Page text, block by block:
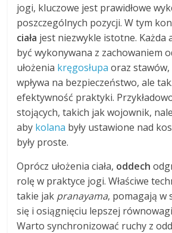
jogi, kluczowe jest prawidłowe
poszczególnych pozycji. W tym
ciała jest niezwykle istotne. Każda
być wykonywana z zachowaniem
ułożenia kręgosłupa oraz
wpływa na bezpieczeństwo, ale
efektywność praktyki.
stojących, takich jak wojownik,
aby kolana były ustawione nad
były proste.
Oprócz ułożenia ciała, oddech
rolę w praktyce jogi. Właściwe
takie jak pranayama, pomagają w
się i osiągnięciu lepszej
Warto synchronizować ruchy z